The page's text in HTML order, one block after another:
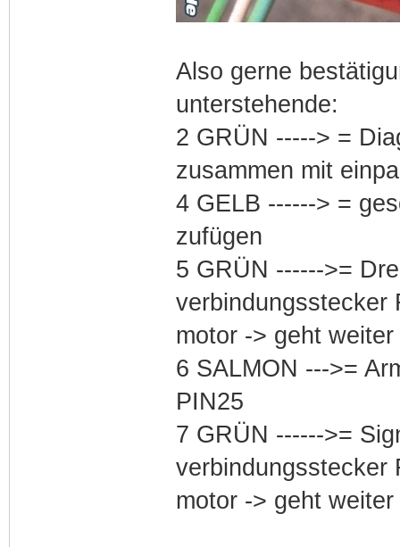
Also gerne
unterstehende:
2 GRÜN -----> =
zusammen mit
4 GELB ------> =
zufügen
5 GRÜN ------>=
verbindungsstecker
motor -> geht
6 SALMON --->=
PIN25
7 GRÜN ------>=
verbindungsstecker
motor -> geht